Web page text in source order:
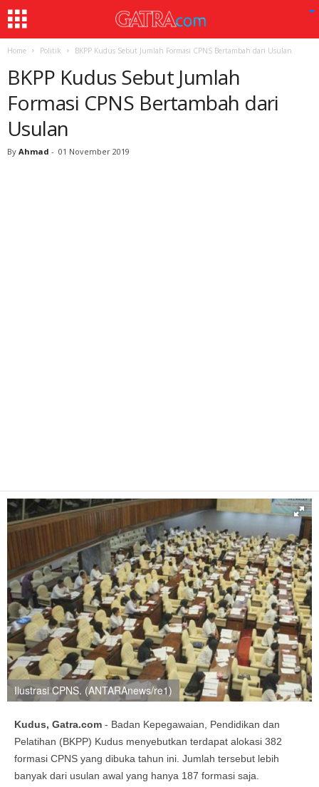
Home Politik BKPP Kudus Sebut Jumlah Formasi CPNS Bertambah dari Usulan
BKPP Kudus Sebut Jumlah
Formasi CPNS Bertambah dari
Usulan
By Ahmad - 01 November 2019
Ilustrasi CPNS. (ANTARAnews/re1)
Kudus, Gatra.com - Badan Kepegawaian, Pendidikan dan
Pelatihan (BKPP) Kudus menyebutkan terdapat alokasi 382
formasi CPNS yang dibuka tahun ini. Jumlah tersebut lebih
banyak dari usulan awal yang hanya 187 formasi saja.